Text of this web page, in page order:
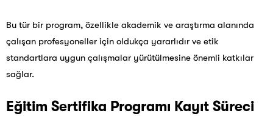
Bu tür bir program, özellikle akademik ve araştırma alanında
çalışan profesyoneller için oldukça yararlıdır ve etik
standartlara uygun çalışmalar yürütülmesine önemli katkılar
sağlar.
Eğitim Sertifika Programı Kayıt Süreci